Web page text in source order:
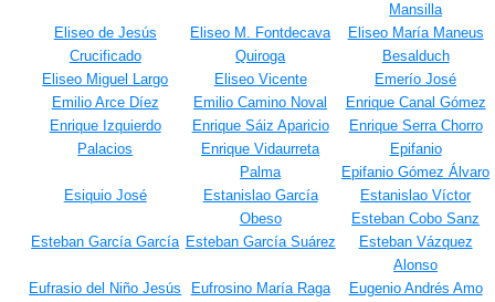
Mansilla
Eliseo de Jesús
Crucificado
Eliseo M. Fontdecava
Quiroga
Eliseo María Maneus
Besalduch
Eliseo Miguel Largo
Eliseo Vicente
Emerío José
Emilio Arce Díez
Emilio Camino Noval
Enrique Canal Gómez
Enrique Izquierdo
Palacios
Enrique Sáiz Aparicio
Enrique Serra Chorro
Enrique Vidaurreta
Palma
Epifanio
Epifanio Gómez Álvaro
Esiquio José
Estanislao García
Obeso
Estanislao Víctor
Esteban Cobo Sanz
Esteban García García Esteban García Suárez
Esteban Vázquez
Alonso
Eufrasio del Niño Jesús
Eufrosino María Raga
Eugenio Andrés Amo